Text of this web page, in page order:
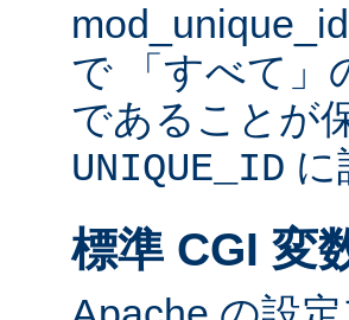
で 「すべて」
であることが
UNIQUE_ID に
標準 CGI 変